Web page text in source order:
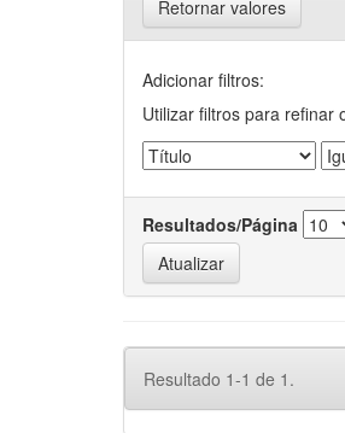
Retornar valores
Adicionar filtros:
Utilizar filtros para refinar
Resultados/Página
Resultado 1-1 de 1.